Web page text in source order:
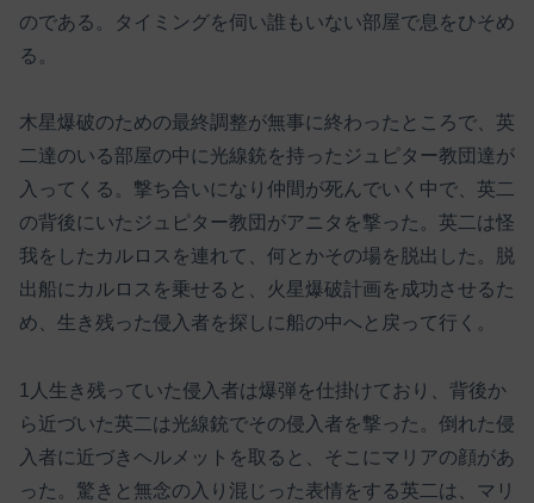
のである。タイミングを伺い誰もいない部屋で息をひそめ
る。
木星爆破のための最終調整が無事に終わったところで、英
二達のいる部屋の中に光線銃を持ったジュピター教団達が
入ってくる。撃ち合いになり仲間が死んでいく中で、英二
の背後にいたジュピター教団がアニタを撃った。英二は怪
我をしたカルロスを連れて、何とかその場を脱出した。脱
出船にカルロスを乗せると、火星爆破計画を成功させるた
め、生き残った侵入者を探しに船の中へと戻って行く。
1人生き残っていた侵入者は爆弾を仕掛けており、背後か
ら近づいた英二は光線銃でその侵入者を撃った。倒れた侵
入者に近づきヘルメットを取ると、そこにマリアの顔があ
った。驚きと無念の入り混じった表情をする英二は、マリ